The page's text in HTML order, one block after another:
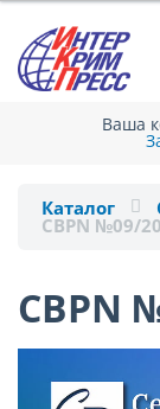
Ваша
Каталог
CBPN №09/
CBPN